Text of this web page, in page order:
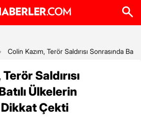
Colin Kazım, Terör Saldırısı Sonrasında
Saldırısı
Ülkelerin
Çekti